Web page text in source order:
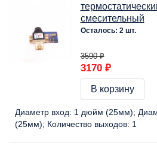
смесительный
Осталось: 2 шт.
3590 ₽
3170 ₽
В корзину
Диаметр вход: 1 дюйм (25мм)
(25мм)
Количество выходов: 1